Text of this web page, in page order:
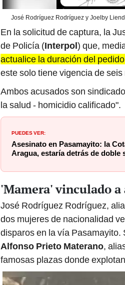
José Rodríguez Rodríguez y Joelby
En la solicitud de captura, la
de Policía (Interpol) que,
actualice la duración del
este solo tiene vigencia de seis
Ambos acusados son
la salud - homicidio calificado".
PUEDES VER:
Asesinato en Pasamayito: la
Aragua, estaría detrás de doble
'Mamera' vinculado
José Rodríguez Rodríguez,
dos mujeres de nacionalidad
disparos en la vía
Alfonso Prieto Materano,
famosas plazas donde